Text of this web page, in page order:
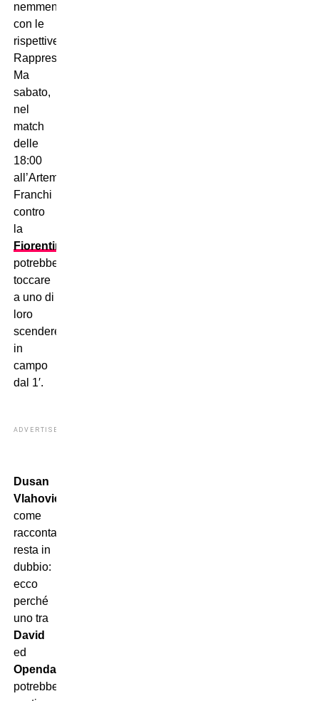
nemmeno
con le
rispettive
Rappresentative.
Ma
sabato,
nel
match
delle
18:00
all’Artemio
Franchi
contro
la
Fiorentina
potrebbe
toccare
a uno di
loro
scendere
in
campo
dal 1′.
ADVERTISEMENT
Dusan
Vlahovic
come
raccontato,
resta in
dubbio:
ecco
perché
uno tra
David
ed
Openda
potrebbe